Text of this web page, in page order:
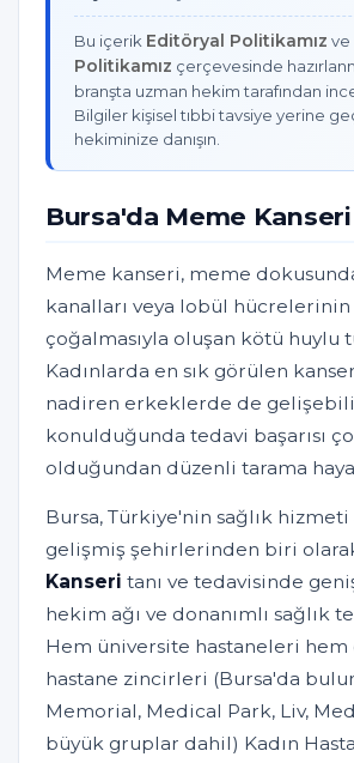
Bu içerik Editöryal Politikamız ve
Politikamız çerçevesinde
branşta uzman hekim tarafından
Bilgiler kişisel tıbbi tavsiye yerine
hekiminize danışın.
Bursa'da Meme Kanseri
Meme kanseri, meme
kanalları veya lobül
çoğalmasıyla oluşan kötü huylu
Kadınlarda en sık görülen
nadiren erkeklerde de
konulduğunda tedavi başarısı
olduğundan düzenli tarama
Bursa, Türkiye'nin sağlık hizmeti
gelişmiş şehirlerinden biri
Kanseri tanı ve tedavisinde
hekim ağı ve donanımlı sağlık
Hem üniversite hastaneleri hem
hastane zincirleri (Bursa'da
Memorial, Medical Park, Liv,
büyük gruplar dahil) Kadın